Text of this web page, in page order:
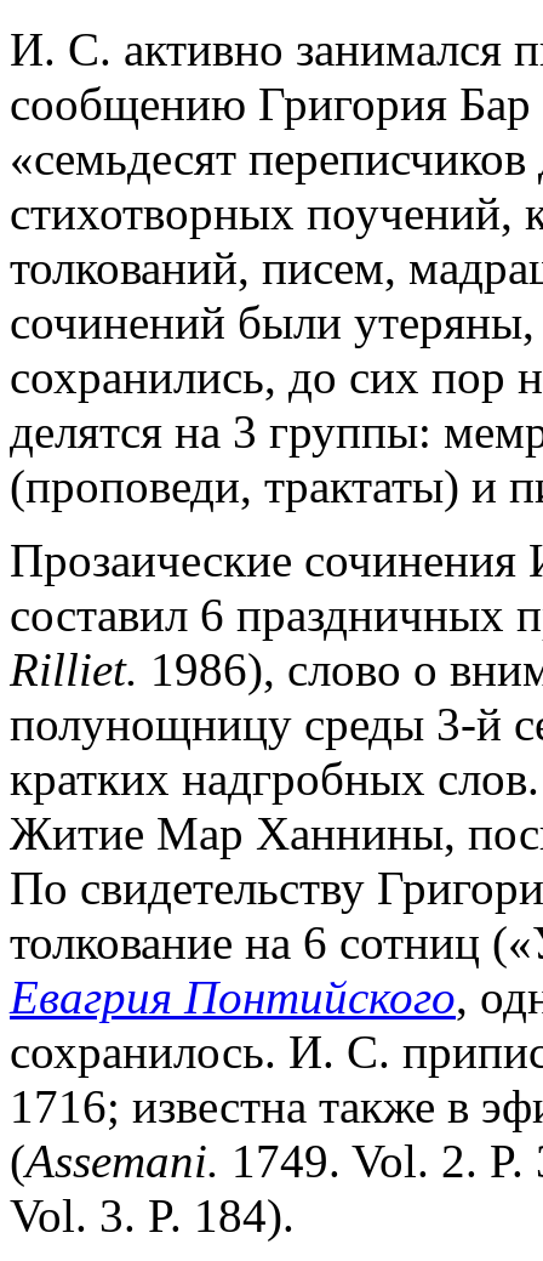
И. С. активно занимался
сообщению Григория
«семьдесят
стихотворных поучений,
толкований, писем,
сочинений были
сохранились, до сих
делятся на 3 группы:
(проповеди, трактаты) и
Прозаические
составил 6 праздничных
Rilliet. 1986), слово о
полунощницу среды 3-й
кратких надгробных
Житие Мар Ханнины,
По свидетельству
толкование на 6 сотниц
Евагрия Понтийского,
сохранилось. И. С.
1716; известна также в
(Assemani. 1749. Vol. 2.
Vol. 3. P. 184).